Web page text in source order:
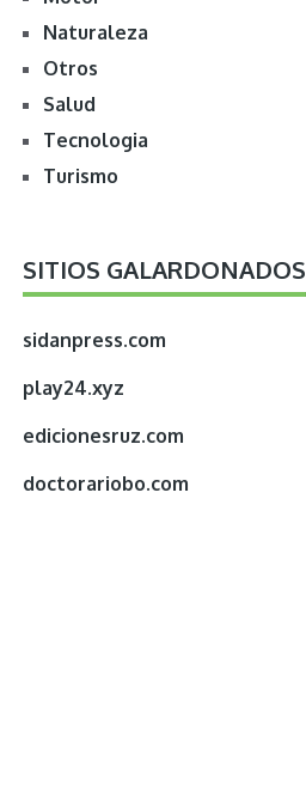
Naturaleza
Otros
Salud
Tecnologia
Turismo
SITIOS GALARDONADOS
sidanpress.com
play24.xyz
edicionesruz.com
doctorariobo.com